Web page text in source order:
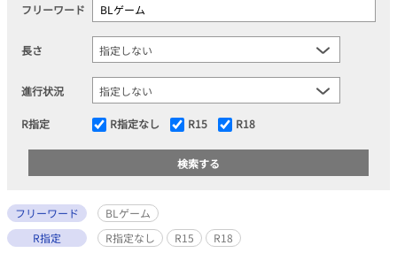
フリーワード
長さ
進行状況
R指定 R指定なし R15 R18
フリーワード
BLゲーム
R指定
R指定なし R15 R18